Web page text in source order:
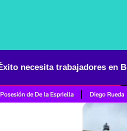
Posesión de De la Espriella Diego Rueda